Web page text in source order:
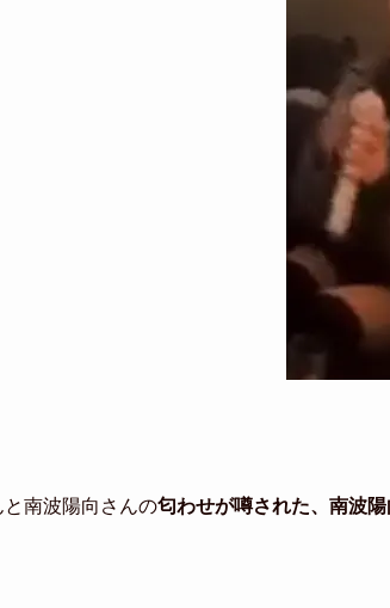
南波陽向さんの匂わせが噂された、南波